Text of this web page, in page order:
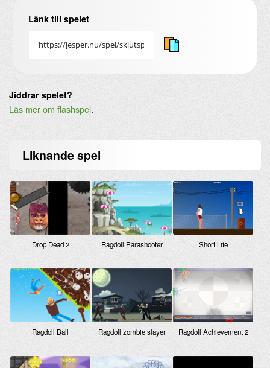
Länk till spelet
Jiddrar spelet?
Läs mer om flashspel.
Liknandespel
Drop Dead 2 Ragdoll Parashooter Short Life
Ragdoll Ball Ragdoll zombie slayer Ragdoll Achievement 2